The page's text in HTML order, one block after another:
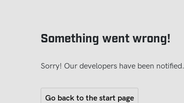
Something went wrong!
Sorry! Our developers have been notified.
Go back to the start page